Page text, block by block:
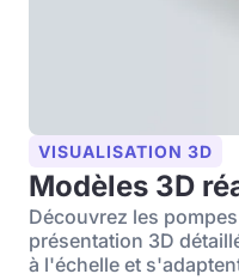
VISUALISATION 3D
Modèles 3D
Découvrez les
présentation 3D
à l'échelle et